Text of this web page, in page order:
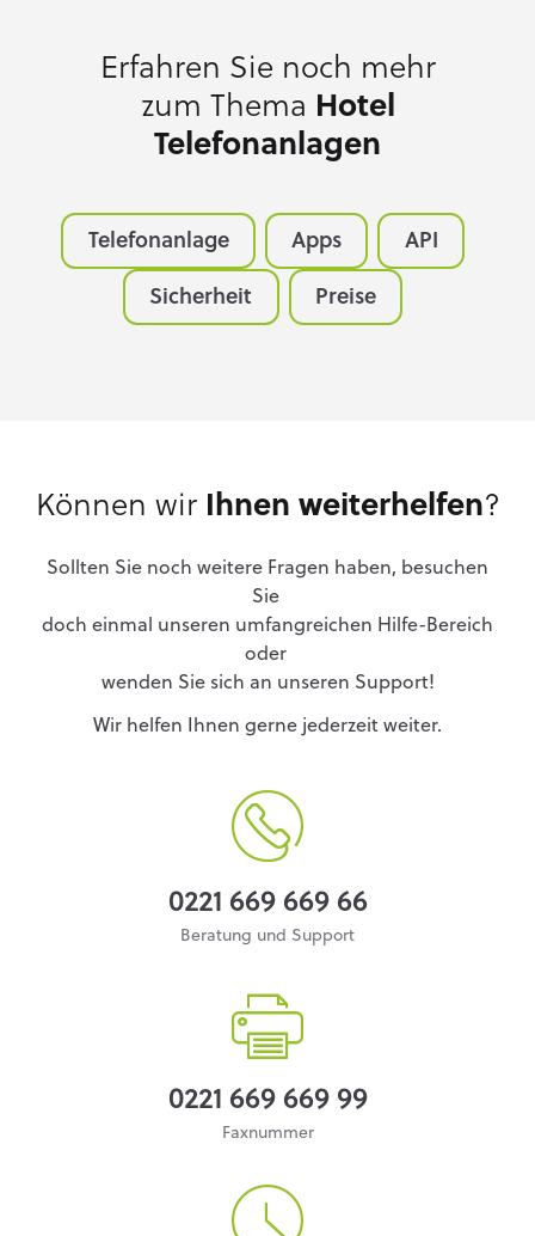
Erfahren Sie noch mehr
zum Thema Hotel
Telefonanlagen
Telefonanlage Apps API
Sicherheit Preise
Können wir Ihnen weiterhelfen?
Sollten Sie noch weitere Fragen haben, besuchen
Sie
doch einmal unseren umfangreichen Hilfe-Bereich
oder
wenden Sie sich an unseren Support!
Wir helfen Ihnen gerne jederzeit weiter.
0221 669 669 66
Beratung und Support
0221 669 669 99
Faxnummer